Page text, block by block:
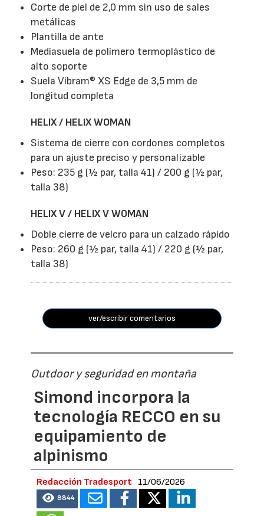
Corte de piel de 2,0 mm sin uso de sales
metálicas
Plantilla de ante
Mediasuela de polímero termoplástico de
alto soporte
Suela Vibram® XS Edge de 3,5 mm de
longitud completa
HELIX / HELIX WOMAN
Sistema de cierre con cordones completos
para un ajuste preciso y personalizable
Peso: 235 g (½ par, talla 41) / 200 g (½ par,
talla 38)
HELIX V / HELIX V WOMAN
Doble cierre de velcro para un calzado rápido
Peso: 260 g (½ par, talla 41) / 220 g (½ par,
talla 38)
ver/escribir comentarios
Outdoor y seguridad en montaña
Simond incorpora la
tecnología RECCO en su
equipamiento de
alpinismo
Redacción Tradesport 11/06/2026
8844